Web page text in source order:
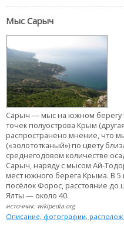
Мыс Сарыч
Сарыч — мыс на южном
точек полуострова Крым
распространено мнение, что
(«золототканый») по цвету
среднегодовом количестве
Сарыч, наряду с мысом Ай-
мест южного берега Крыма. В
посёлок Форос, расстояние до
Ялты — около 40.
источник: wikipedia.org
Описание, фотографии,